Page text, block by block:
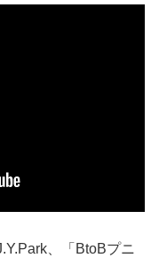
、「BtoBプニ